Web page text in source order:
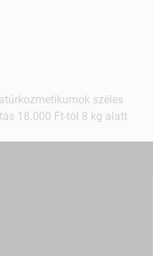
széles
18.000 Ft-tól 8 kg alatt